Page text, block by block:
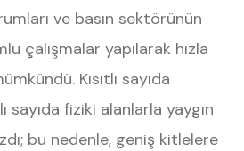
ve basın sektörünün
çalışmalar yapılarak hızla
Kısıtlı sayıda
sayıda fiziki alanlarla yaygın
bu nedenle, geniş kitlelere